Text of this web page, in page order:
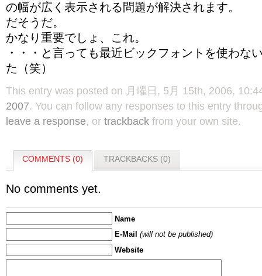
の幅が広く表示される問題が解決されます。
だそうだ。
かなり重要でしょ、これ。
・・・と言っても最近ビックフォントを使わな
た（笑）
This entry was posted on 月曜日, 5月 15th, 2006,
2007. You can follow any responses to this entry
leave a response, or trackback from your own site.
COMMENTS (0) TRACKBACKS (0)
No comments yet.
Name
E-Mail(will not be published)
Website